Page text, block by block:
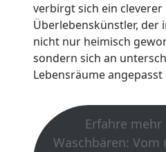
verbirgt sich ein cleverer
Überlebenskünstler, der
nicht nur heimisch
sondern sich an
Lebensräume angepasst
Erfahre mehr
Waschbären: Vom